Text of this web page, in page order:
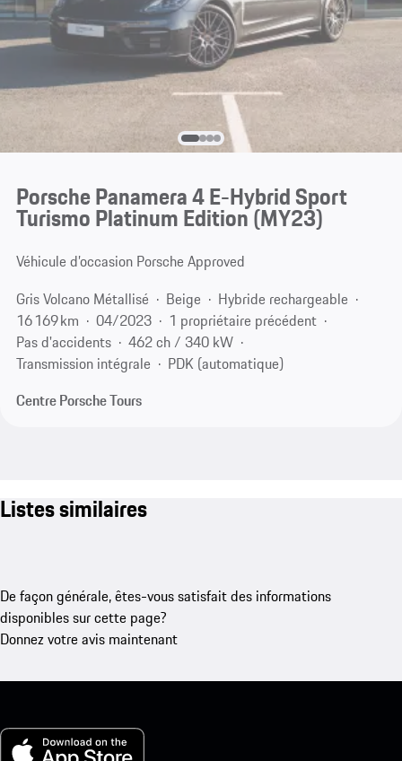
Porsche Panamera 4 E-Hybrid Sport
Turismo Platinum Edition (MY23)
Véhicule d’occasion Porsche Approved
Gris Volcano Métallisé
Beige
Hybride rechargeable
16 169 km
04/2023
1 propriétaire précédent
Pas d'accidents
462 ch / 340 kW
Transmission intégrale
PDK (automatique)
Centre Porsche Tours
Listes similaires
De façon générale, êtes-vous satisfait des informations
disponibles sur cette page?
Donnez votre avis maintenant